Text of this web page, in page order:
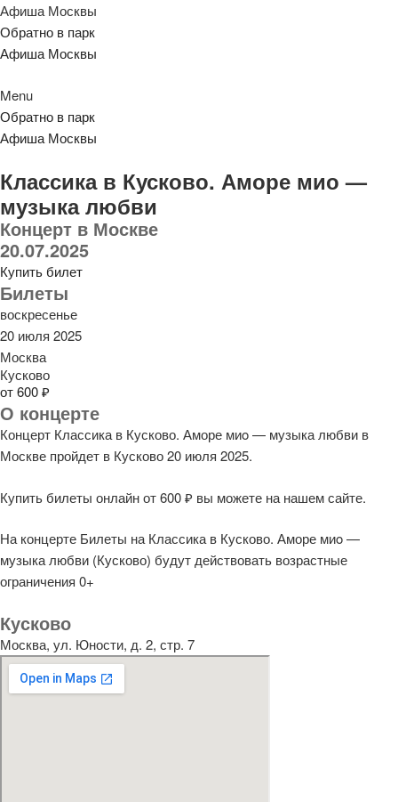
Афиша Москвы
Обратно в парк
Афиша Москвы
Menu
Обратно в парк
Афиша Москвы
Классика в Кусково. Аморе мио —
музыка любви
Концерт в Москве
20.07.2025
Купить билет
Билеты
воскресенье
20 июля 2025
Москва
Кусково
от 600 ₽
О концерте
Концерт Классика в Кусково. Аморе миo — музыка любви в
Москве пройдет в Кусково 20 июля 2025.
Купить билеты онлайн от 600 ₽ вы можете на нашем сайте.
На концерте Билеты на Классика в Кусково. Аморе миo —
музыка любви (Кусково) будут действовать возрастные
ограничения 0+
Кусково
Москва, ул. Юности, д. 2, стр. 7